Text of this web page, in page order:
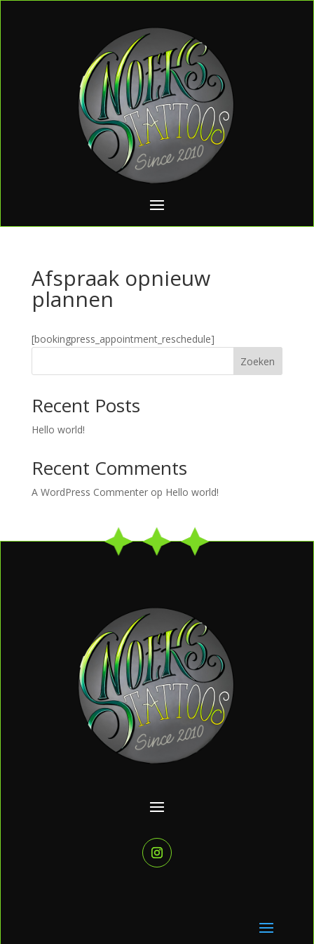
Afspraak opnieuw
plannen
[bookingpress_appointment_reschedule]
Zoeken
Recent Posts
Hello world!
Recent Comments
A WordPress Commenterop Hello world!